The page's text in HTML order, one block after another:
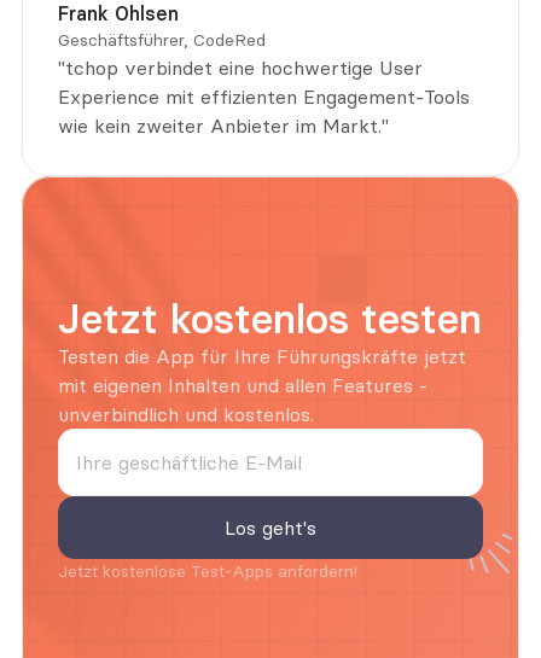
Frank Ohlsen
Geschäftsführer, CodeRed
"tchop verbindet eine hochwertige User
Experience mit effizienten Engagement-Tools
wie kein zweiter Anbieter im Markt."
Jetzt kostenlos testen
Testen die App für Ihre Führungskräfte jetzt
mit eigenen Inhalten und allen Features -
unverbindlich und kostenlos.
Jetzt kostenlose Test-Apps anfordern!